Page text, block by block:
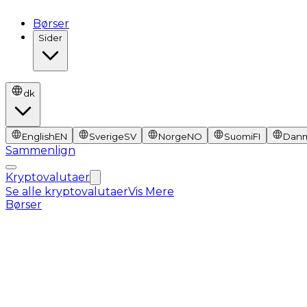
Børser
Sider
dk
EnglishEN SverigeSV NorgeNO SuomiFI
Sammenlign
Kryptovalutaer
Se alle kryptovalutaerVis Mere
Børser